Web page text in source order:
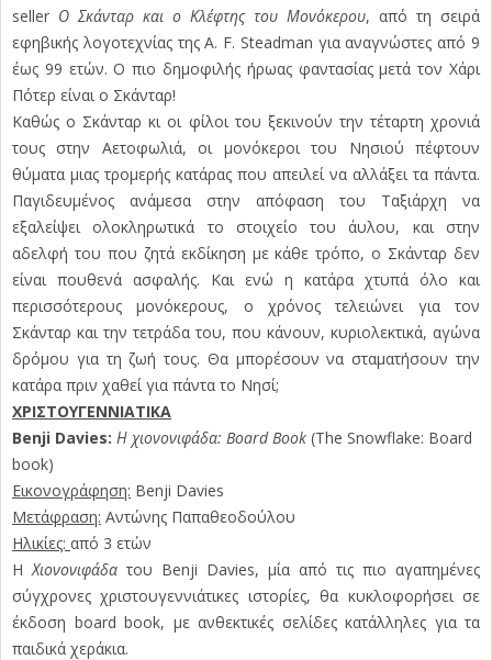
seller Ο Σκάνταρ και ο Κλέφτης του Μονόκερου, από τη σειρά
εφηβικής λογοτεχνίας της A. F. Steadman για αναγνώστες από 9
έως 99 ετών. Ο πιο δημοφιλής ήρωας φαντασίας μετά τον Χάρι
Πότερ είναι ο Σκάνταρ!
Καθώς ο Σκάνταρ κι οι φίλοι του ξεκινούν την τέταρτη χρονιά
τους στην Αετοφωλιά, οι μονόκεροι του Νησιού πέφτουν
θύματα μιας τρομερής κατάρας που απειλεί να αλλάξει τα πάντα.
Παγιδευμένος ανάμεσα στην απόφαση του Ταξιάρχη να
εξαλείψει ολοκληρωτικά το στοιχείο του άυλου, και στην
αδελφή του που ζητά εκδίκηση με κάθε τρόπο, ο Σκάνταρ δεν
είναι πουθενά ασφαλής. Και ενώ η κατάρα χτυπά όλο και
περισσότερους μονόκερους, ο χρόνος τελειώνει για τον
Σκάνταρ και την τετράδα του, που κάνουν, κυριολεκτικά, αγώνα
δρόμου για τη ζωή τους. Θα μπορέσουν να σταματήσουν την
κατάρα πριν χαθεί για πάντα το Νησί;
ΧΡΙΣΤΟΥΓΕΝΝΙΑΤΙΚΑ
Benji Davies: Η χιονονιφάδα: Board Book (The Snowflake: Board
book)
Εικονογράφηση: Benji Davies
Μετάφραση: Αντώνης Παπαθεοδούλου
Ηλικίες: από 3 ετών
Η Χιονονιφάδα του Benji Davies, μία από τις πιο αγαπημένες
σύγχρονες χριστουγεννιάτικες ιστορίες, θα κυκλοφορήσει σε
έκδοση board book, με ανθεκτικές σελίδες κατάλληλες για τα
παιδικά χεράκια.